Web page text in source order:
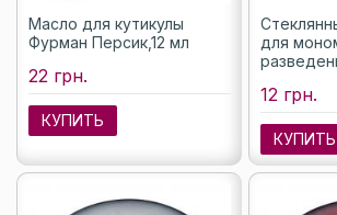
Масло для кутикулы
Фурман Персик,12 мл
22 грн.
КУПИТЬ
для
12 грн.
КУПИТЬ